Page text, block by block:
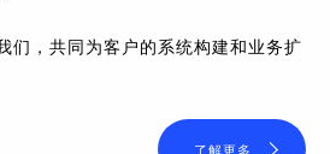
们，共同为客户的系统构建和业务扩
了解更多